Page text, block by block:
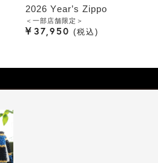
2026 Year’s Zippo
＜一部店舗限定＞
¥ 37,950 税込